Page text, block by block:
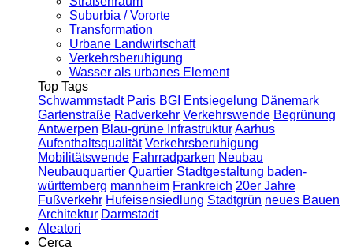
Suburbia / Vororte
Transformation
Urbane Landwirtschaft
Verkehrsberuhigung
Wasser als urbanes Element
Top Tags
Schwammstadt Paris BGI Entsiegelung Dänemark
Gartenstraße Radverkehr Verkehrswende Begrünung
Antwerpen Blau-grüne InfrastrukturAarhus
Aufenthaltsqualität Verkehrsberuhigung
Mobilitätswende Fahrradparken Neubau
Neubauquartier Quartier Stadtgestaltung baden-
württemberg mannheim Frankreich 20er Jahre
Fußverkehr Hufeisensiedlung Stadtgrün neues Bauen
Architektur Darmstadt
Aleatori
Cerca